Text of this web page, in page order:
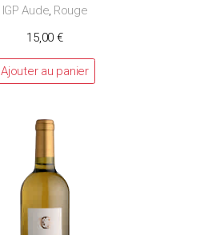
IGP Aude, Rouge
15,00 €
Ajouter au panier